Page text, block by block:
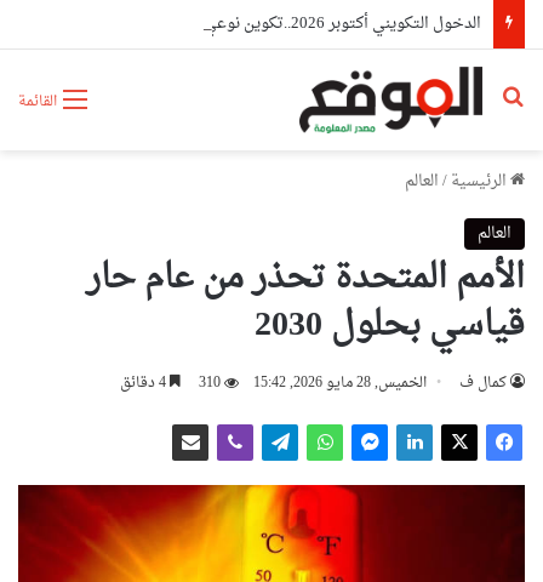
القائمة بحث عن
الرئيسية/العالم
العالم
الأمم المتحدة تحذر من عام حار
قياسي بحلول 2030
كمال ف الخميس, 28 مايو 2026, 15:42 310